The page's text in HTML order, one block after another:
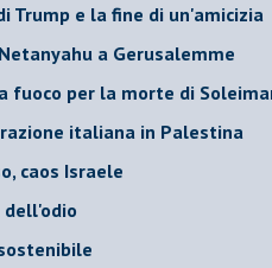
Trump e la fine di un'amicizia
a Gerusalemme
fuoco per la morte di
italiana in Palestina
caos Israele